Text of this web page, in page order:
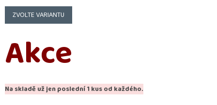
Měrná
cena:
ZVOLTE VARIANTU
Akce
Na skladě už jen poslední 1 kus od každého.